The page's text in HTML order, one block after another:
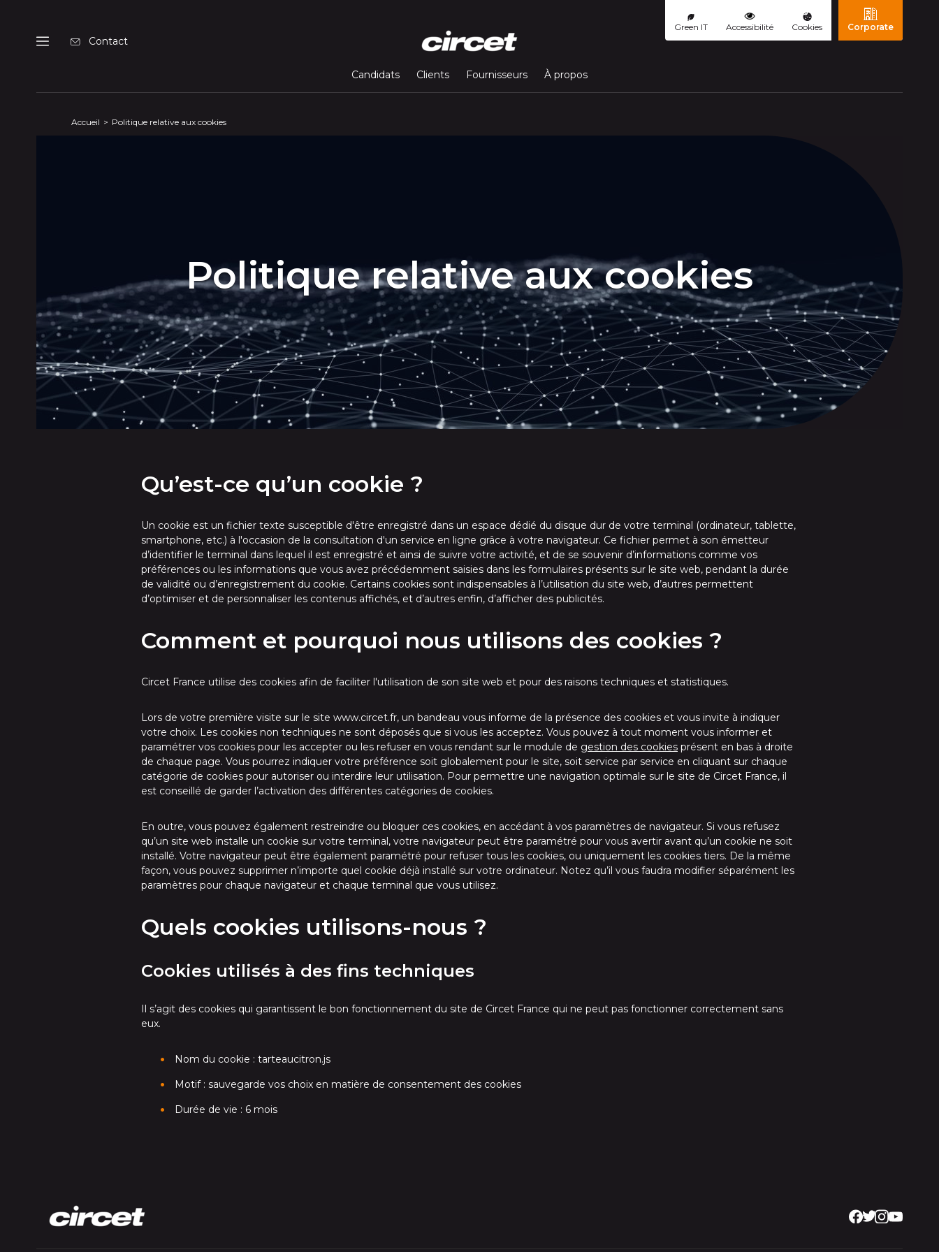
Green IT Accessibilité Cookies Corporate
Menu
Contact
Candidats Clients Fournisseurs À propos
Accueil Politique relative aux cookies
Politique relative aux cookies
Qu’est-ce qu’un cookie ?
Un cookie est un fichier texte susceptible d'être enregistré dans un espace dédié du disque dur de votre terminal (ordinateur, tablette,
smartphone, etc.) à l'occasion de la consultation d'un service en ligne grâce à votre navigateur. Ce fichier permet à son émetteur
d’identifier le terminal dans lequel il est enregistré et ainsi de suivre votre activité, et de se souvenir d’informations comme vos
préférences ou les informations que vous avez précédemment saisies dans les formulaires présents sur le site web, pendant la durée
de validité ou d’enregistrement du cookie. Certains cookies sont indispensables à l’utilisation du site web, d’autres permettent
d’optimiser et de personnaliser les contenus affichés, et d’autres enfin, d’afficher des publicités.
Comment et pourquoi nous utilisons des cookies ?
Circet France utilise des cookies afin de faciliter l'utilisation de son site web et pour des raisons techniques et statistiques.
Lors de votre première visite sur le site www.circet.fr, un bandeau vous informe de la présence des cookies et vous invite à indiquer
votre choix. Les cookies non techniques ne sont déposés que si vous les acceptez. Vous pouvez à tout moment vous informer et
paramétrer vos cookies pour les accepter ou les refuser en vous rendant sur le module de gestion des cookies présent en bas à droite
de chaque page. Vous pourrez indiquer votre préférence soit globalement pour le site, soit service par service en cliquant sur chaque
catégorie de cookies pour autoriser ou interdire leur utilisation. Pour permettre une navigation optimale sur le site de Circet France, il
est conseillé de garder l’activation des différentes catégories de cookies.
En outre, vous pouvez également restreindre ou bloquer ces cookies, en accédant à vos paramètres de navigateur. Si vous refusez
qu’un site web installe un cookie sur votre terminal, votre navigateur peut être paramétré pour vous avertir avant qu’un cookie ne soit
installé. Votre navigateur peut être également paramétré pour refuser tous les cookies, ou uniquement les cookies tiers. De la même
façon, vous pouvez supprimer n’importe quel cookie déjà installé sur votre ordinateur. Notez qu’il vous faudra modifier séparément les
paramètres pour chaque navigateur et chaque terminal que vous utilisez.
Quels cookies utilisons-nous ?
Cookies utilisés à des fins techniques
Il s’agit des cookies qui garantissent le bon fonctionnement du site de Circet France qui ne peut pas fonctionner correctement sans
eux.
Nom du cookie : tarteaucitron.js
Motif : sauvegarde vos choix en matière de consentement des cookies
Durée de vie : 6 mois
Facebook
Twitter FR
Instagram
YouTube